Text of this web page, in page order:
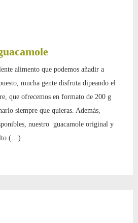
alimento que podemos añadir a
mucha gente disfruta dipeando el
que ofrecemos en formato de 200 g
siempre que quieras. Además,
nuestro guacamole original y
(…)